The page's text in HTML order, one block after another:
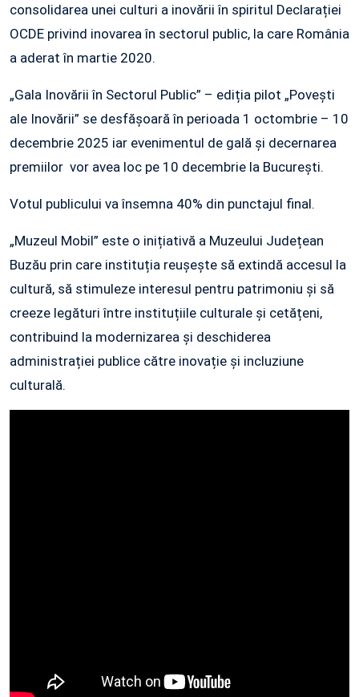
consolidarea unei culturi a inovării în spiritul Declarației
OCDE privind inovarea în sectorul public, la care România
a aderat în martie 2020.
„Gala Inovării în Sectorul Public” – ediția pilot „Povești
ale Inovării” se desfășoară în perioada 1 octombrie – 10
decembrie 2025 iar evenimentul de gală și decernarea
premiilor vor avea loc pe 10 decembrie la București.
Votul publicului va însemna 40% din punctajul final.
„Muzeul Mobil” este o inițiativă a Muzeului Județean
Buzău prin care instituția reușește să extindă accesul la
cultură, să stimuleze interesul pentru patrimoniu și să
creeze legături între instituțiile culturale și cetățeni,
contribuind la modernizarea și deschiderea
administrației publice către inovație și incluziune
culturală.